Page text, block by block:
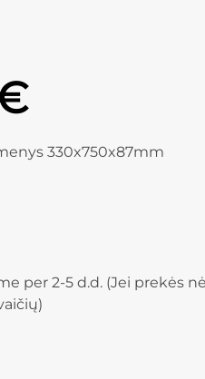
330x750x87mm
per 2-5 d.d. (Jei prekės